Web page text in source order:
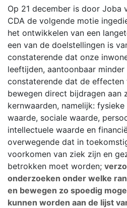
Op 21 december is door Joba
CDA de volgende motie
het ontwikkelen van een
een van de doelstellingen is
constaterende dat onze
leeftijden, aantoonbaar
constaterende dat de effecten
bewegen direct bijdragen aan
kernwaarden, namelijk:
waarde, sociale waarde,
intellectuele waarde en
overwegende dat in
voorkomen van ziek zijn en
betrokken moet worden;
onderzoeken onder welke
en bewegen zo spoedig
kunnen worden aan de lijst